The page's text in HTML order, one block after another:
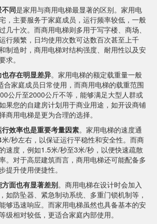
同是家用与商用电梯最显著的区别。家用电
，主要服务于家庭成员，运行频率较低，一般
几十次。而商用电梯则多用于写字楼、商场、
行频繁，日均使用次数可达数百次甚至上千
制造时，商用电梯对结构强度、耐用性以及安
求。
存在明显差异。家用电梯的额定载重量一般
合家庭成员日常使用，而商用电梯的载重范围
公斤至2000公斤不等，能够满足大型人群或
果您的自建房计划用于商业用途，如开设商铺
商用电梯是更为合理的选择。
效率也是重要考量因素。家用电梯的速度通
/秒左右，以保证运行平稳性和安全性。而商
速度，例如1.5米/秒至3米/秒，以便快速疏散
。对于高层建筑而言，商用电梯还可能配备多
提升使用便捷性。
面也有显著差别。商用电梯在设计时会加入
如防坠器、紧急制动系统、多重门锁机制等，
够迅速响应。而家用电梯虽然也具备基本的安
级相对较低，更适合家庭内部使用。